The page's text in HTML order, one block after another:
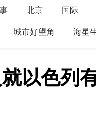
北京 国际
城市好望角 海星
以色列